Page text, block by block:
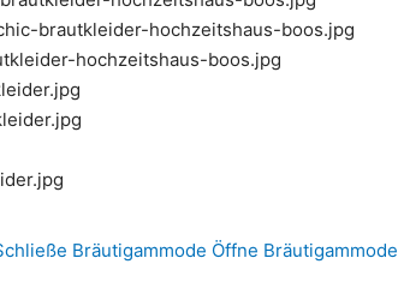
Bräutigammode Öffne Bräutigammode